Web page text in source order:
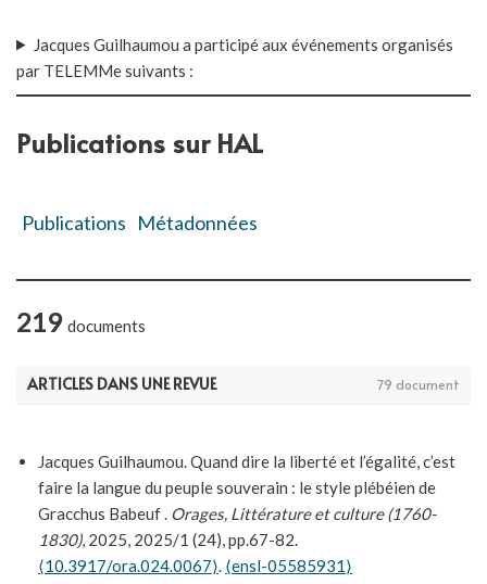
Jacques Guilhaumou a participé aux événements organisés
par TELEMMe suivants :
Publications sur HAL
Publications Métadonnées
219 documents
ARTICLES DANS UNE REVUE 79 document
Jacques Guilhaumou. Quand dire la liberté et l’égalité, c’est
faire la langue du peuple souverain : le style plébéien de
Gracchus Babeuf . Orages, Littérature et culture (1760-
1830), 2025, 2025/1 (24), pp.67-82.
⟨10.3917/ora.024.0067⟩ ⟨ensl-05585931⟩